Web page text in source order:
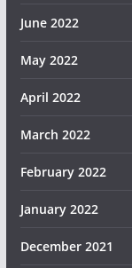
June 2022
May 2022
April 2022
March 2022
February 2022
January 2022
December 2021